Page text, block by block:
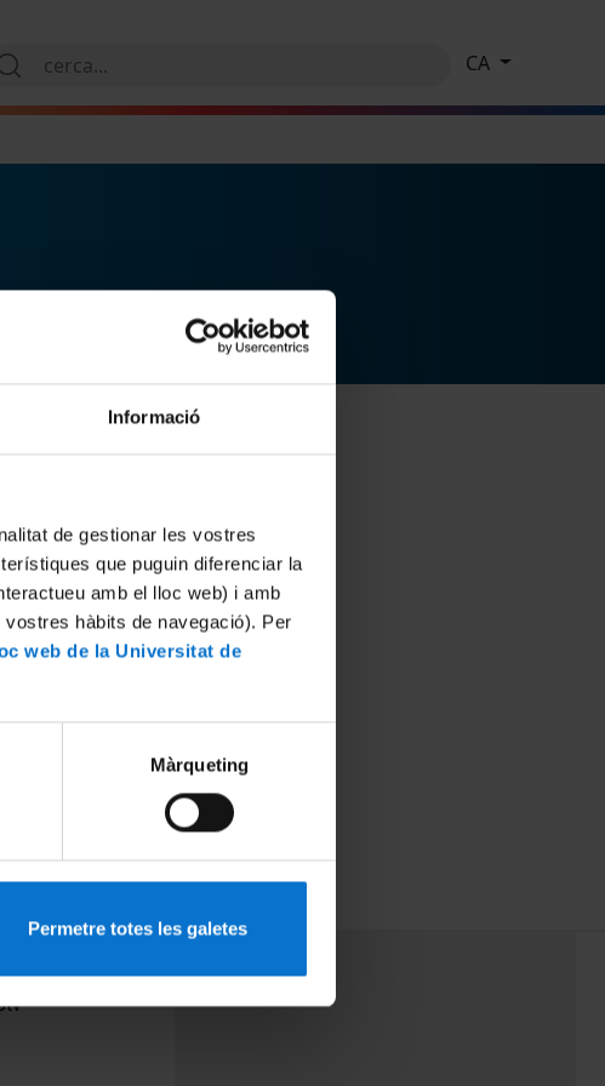
Informació
de gestionar les vostres
que puguin diferenciar la
amb el lloc web) i amb
hàbits de navegació). Per
web de la Universitat de
Màrqueting
Permetre totes les galetes
CA